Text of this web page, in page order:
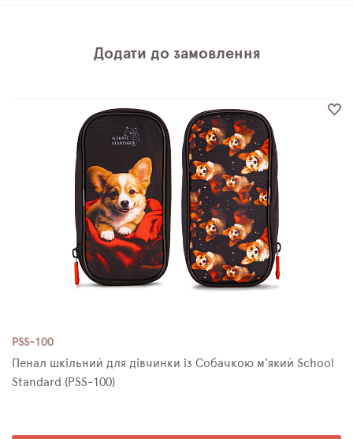
Додати до замовлення
PSS-100
Пенал шкільний для дівчинки із Собачкою м'який School
Standard (PSS-100)